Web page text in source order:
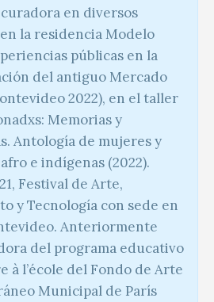
en diversos
la residencia Modelo
públicas en la
del antiguo Mercado
2022), en el taller
Memorias y
Antología de mujeres y
e indígenas (2022).
Festival de Arte,
y Tecnología con sede en
Anteriormente
del programa educativo
à l’école del Fondo de Arte
Municipal de París